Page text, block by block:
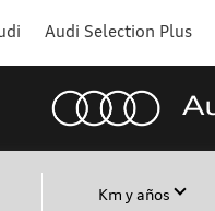
Audi Selection Plus
Km y años